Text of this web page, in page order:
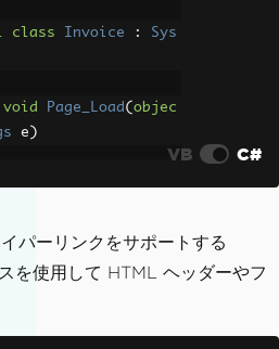
class Invoice :
Sys
void Page_Load ( objec
e )
()
VB C#
パーリンクをサポートする
を使用して HTML ヘッダーやフ